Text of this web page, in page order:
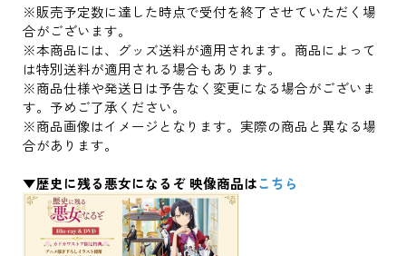
※販売予定数に達した時点で受付を終了させていただく場
合がございます。
※本商品には、グッズ送料が適用されます。商品によって
は特別送料が適用される場合もあります。
※商品仕様や発送日は予告なく変更になる場合がございま
す。予めご了承ください。
※商品画像はイメージとなります。実際の商品と異なる場
合があります。
▼歴史に残る悪女になるぞ 映像商品はこちら